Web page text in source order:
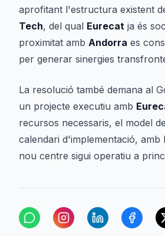
aprofitant l'estructura existent
Tech, del qual Eurecat ja és
proximitat amb Andorra es
per generar sinergies
La resolució també demana al
un projecte executiu amb
recursos necessaris, el model
calendari d'implementació, amb
nou centre sigui operatiu a